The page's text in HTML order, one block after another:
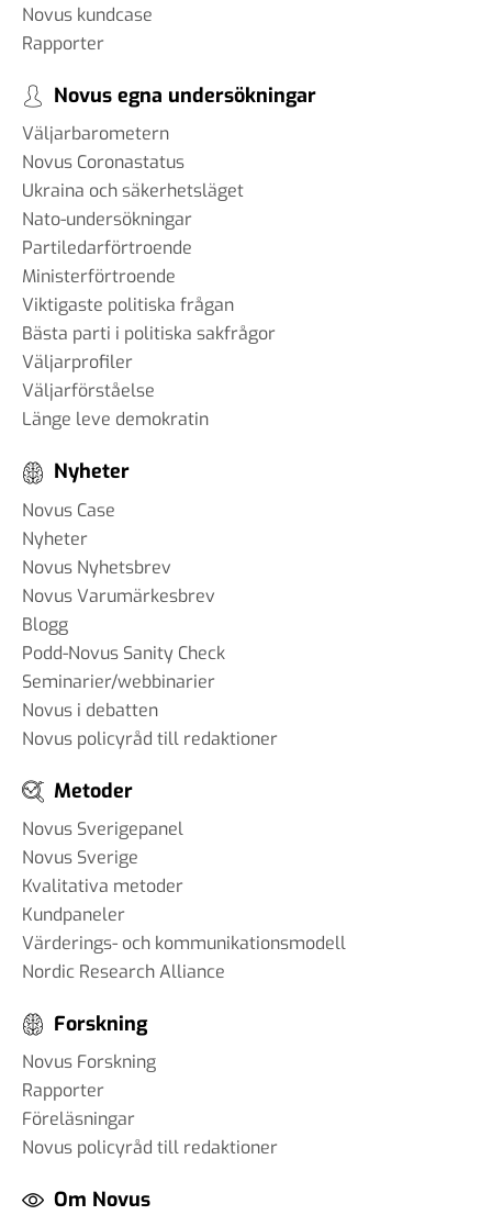
Novus kundcase
Rapporter
Novus egna undersökningar
Väljarbarometern
Novus Coronastatus
Ukraina och säkerhetsläget
Nato-undersökningar
Partiledarförtroende
Ministerförtroende
Viktigaste politiska frågan
Bästa parti i politiska sakfrågor
Väljarprofiler
Väljarförståelse
Länge leve demokratin
Nyheter
Novus Case
Nyheter
Novus Nyhetsbrev
Novus Varumärkesbrev
Blogg
Podd-Novus Sanity Check
Seminarier/webbinarier
Novus i debatten
Novus policyråd till redaktioner
Metoder
Novus Sverigepanel
Novus Sverige
Kvalitativa metoder
Kundpaneler
Värderings- och kommunikationsmodell
Nordic Research Alliance
Forskning
Novus Forskning
Rapporter
Föreläsningar
Novus policyråd till redaktioner
Om Novus